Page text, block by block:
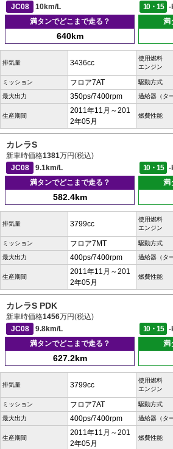
JC08
10km/L 10・15
-
満タンでどこまで走る？
640km
満
排気量 3436cc
使用燃料
エンジン
ミッション フロア7AT 駆動方式
最大出力 350ps/7400rpm 過給器（タ
生産期間
2011年11月～201
2年05月
燃費性能
カレラS
新車時価格1381万円(税込)
JC08
9.1km/L 10・15
-
満タンでどこまで走る？
582.4km
満
排気量 3799cc
使用燃料
エンジン
ミッション フロア7MT 駆動方式
最大出力 400ps/7400rpm 過給器（タ
生産期間
2011年11月～201
2年05月
燃費性能
カレラS PDK
新車時価格1456万円(税込)
JC08
9.8km/L 10・15
-
満タンでどこまで走る？
627.2km
満
排気量 3799cc
使用燃料
エンジン
ミッション フロア7AT 駆動方式
最大出力 400ps/7400rpm 過給器（タ
生産期間
2011年11月～201
2年05月
燃費性能